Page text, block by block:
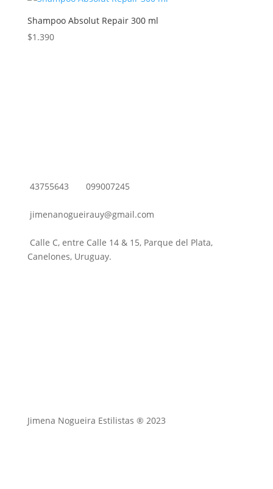
Shampoo Absolut Repair 300 ml
$1.390
43755643 099007245
jimenanogueirauy@gmail.com
Calle C, entre Calle 14 & 15, Parque del Plata,
Canelones, Uruguay.
Jimena Nogueira Estilistas ® 2023